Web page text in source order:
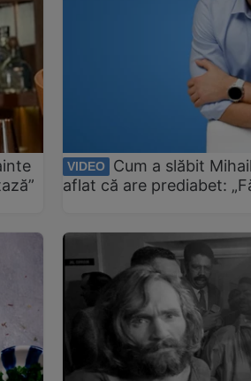
VIDEO
Cum a slăbit
aflat că are prediabet: